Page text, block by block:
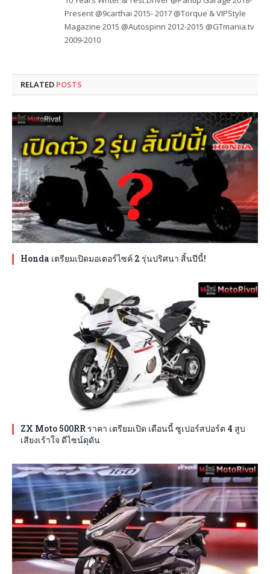
Present @9carthai 2015- 2017 @Torque & VIPStyle
Magazine 2015 @Autospinn 2012-2015 @GTmania.tv
2009-2010
RELATED POSTS
Honda เตรียมเปิดมอเตอร์ไซค์ 2 รุ่นปริศนา สิ้นปีนี้!
ZX Moto 500RR ราคา เตรียมเปิด เดือนนี้ ซูเปอร์สปอร์ต 4 สูบ
เสียงเร้าใจ ดีไซน์ดุดัน